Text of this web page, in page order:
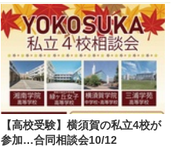
【高校受験】横須賀の私立4校が
参加…合同相談会10/12